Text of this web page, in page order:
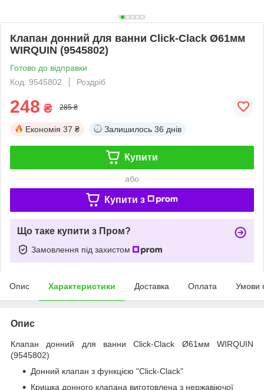
Клапан донний для ванни Click-Clack Ø61мм
WIRQUIN (9545802)
Готово до відправки
Код: 9545802
Роздріб
248 ₴ 285 ₴
Економія 37 ₴ Залишилось 36 днів
Купити
або
Купити з
Що таке купити з Пром?
Замовлення під захистом
Опис Характеристики Доставка Оплата Умови
Опис
Клапан донний для ванни Click-Clack Ø61мм WIRQUIN
(9545802)
Донний клапан з функцією "Click-Clack"
Кришка донного клапана виготовлена з нержавіючої